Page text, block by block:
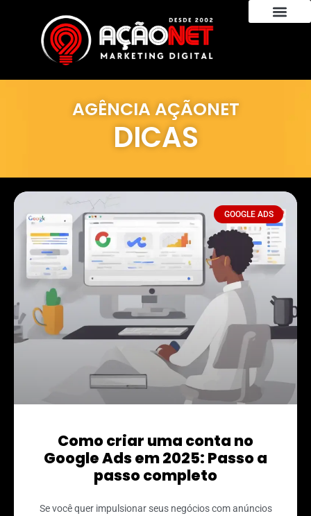
AGÊNCIA AÇÃONET
DICAS
GOOGLE ADS
Como criar uma conta no
Google Ads em 2025: Passo a
passo completo
Se você quer impulsionar seus negócios com anúncios